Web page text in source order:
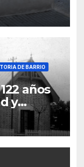
DE BARRIO
años
y